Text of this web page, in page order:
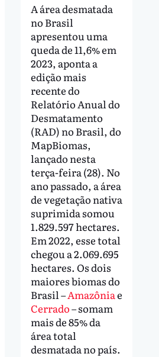
A área desmatada
no Brasil
apresentou uma
queda de 11,6% em
2023, aponta a
edição mais
recente do
Relatório Anual do
Desmatamento
(RAD) no Brasil, do
MapBiomas,
lançado nesta
terça-feira (28). No
ano passado, a área
de vegetação nativa
suprimida somou
1.829.597 hectares.
Em 2022, esse total
chegou a 2.069.695
hectares. Os dois
maiores biomas do
Brasil –Amazôniae
Cerrado– somam
mais de 85% da
área total
desmatada no país.